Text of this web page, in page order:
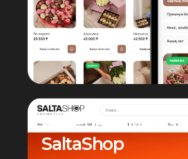
Интернет магазин
SaltaShop